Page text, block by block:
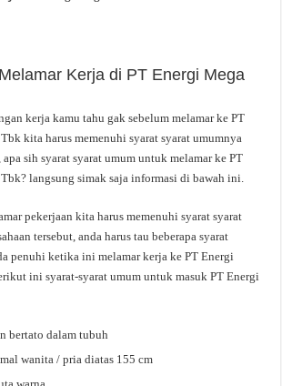
Kerja di PT Energi Mega
kerja kamu tahu gak sebelum melamar ke PT
kita harus memenuhi syarat syarat umumnya
sih syarat syarat umum untuk melamar ke PT
langsung simak saja informasi di bawah ini.
pekerjaan kita harus memenuhi syarat syarat
tersebut, anda harus tau beberapa syarat
penuhi ketika ini melamar kerja ke PT Energi
ini syarat-syarat umum untuk masuk PT Energi
bertato dalam tubuh
wanita / pria diatas 155 cm
warna